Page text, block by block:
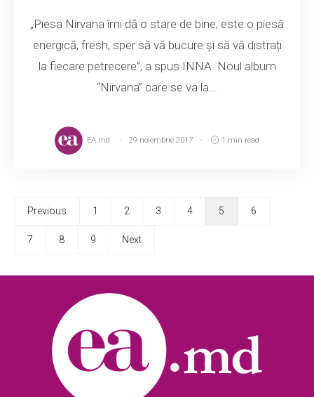
„Piesa Nirvana îmi dă o stare de bine, este o piesă
energică, fresh, sper să vă bucure și să vă distrați
la fiecare petrecere”, a spus INNA. Noul album
“Nirvana” care se va la...
EA.md 29 noiembrie 2017 1 min read
Previous 1 2 3 4 5 6
7 8 9 Next